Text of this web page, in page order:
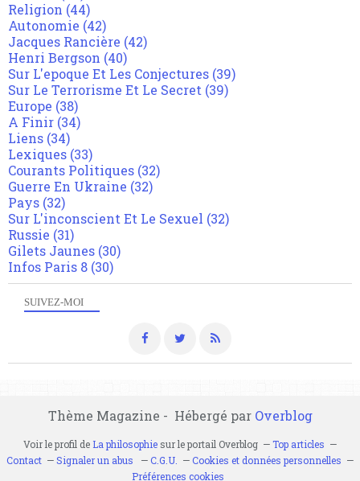
SUIVEZ-MOI
Religion (44)
Autonomie (42)
Jacques Rancière (42)
Henri Bergson (40)
Sur L'epoque Et Les Conjectures (39)
Sur Le Terrorisme Et Le Secret (39)
Europe (38)
A Finir (34)
Liens (34)
Lexiques (33)
Courants Politiques (32)
Guerre En Ukraine (32)
Pays (32)
Sur L'inconscient Et Le Sexuel (32)
Russie (31)
Gilets Jaunes (30)
Infos Paris 8 (30)
Thème Magazine - Hébergé par Overblog
Voir le profil de La philosophiesur le portail Overblog
Top articles
Contact
Signaler un abus C.G.U.
Cookies et données personnelles
Préférences cookies